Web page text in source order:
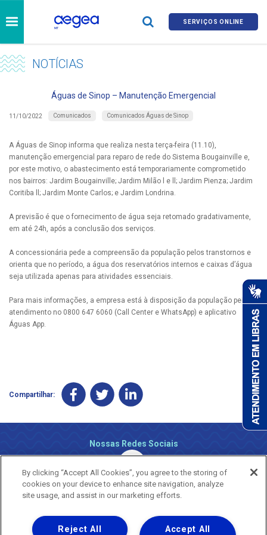
SERVIÇOS ONLINE
NOTÍCIAS
Águas de Sinop – Manutenção Emergencial
11/10/2022 Comunicados Comunicados Águas de Sinop
A Águas de Sinop informa que realiza nesta terça-feira (11.10),
manutenção emergencial para reparo de rede do Sistema Bougainville e,
por este motivo, o abastecimento está temporariamente comprometido
nos bairros: Jardim Bougainville; Jardim Milão l e ll; Jardim Pienza; Jardim
Coritiba ll; Jardim Monte Carlos; e Jardim Londrina.
A previsão é que o fornecimento de água seja retomado gradativamente,
em até 24h, após a conclusão dos serviços.
A concessionária pede a compreensão da população pelos transtornos e
orienta que no período, a água dos reservatórios internos e caixas d’água
seja utilizada apenas para atividades essenciais.
Para mais informações, a empresa está à disposição da população pelo
atendimento no 0800 647 6060 (Call Center e WhatsApp) e aplicativo
Águas App.
Compartilhar:
Nossas Redes Sociais
By clicking “Accept All Cookies”, you agree to the storing of
cookies on your device to enhance site navigation, analyze
site usage, and assist in our marketing efforts.
Accept All
Reject All